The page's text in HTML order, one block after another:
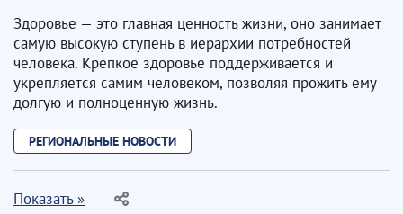
Здоровье — это главная ценность жизни, оно занимает
самую высокую ступень в иерархии потребностей
человека. Крепкое здоровье поддерживается и
укрепляется самим человеком, позволяя прожить ему
долгую и полноценную жизнь.
РЕГИОНАЛЬНЫЕ НОВОСТИ
Показать »